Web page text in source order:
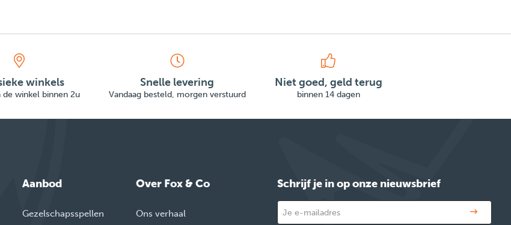
winkels
de winkel binnen 2u
Snelle levering
Vandaag besteld, morgen verstuurd
Niet goed, geld terug
binnen 14 dagen
Aanbod
Gezelschapsspellen
Over Fox & Co
Ons verhaal
Schrijf je in op onze nieuwsbrief